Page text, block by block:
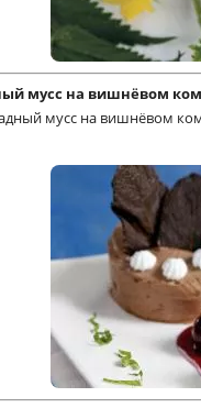
мусс на вишнёвом
мусс на вишнёвом